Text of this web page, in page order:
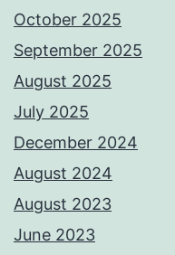
October 2025
September 2025
August 2025
July 2025
December 2024
August 2024
August 2023
June 2023